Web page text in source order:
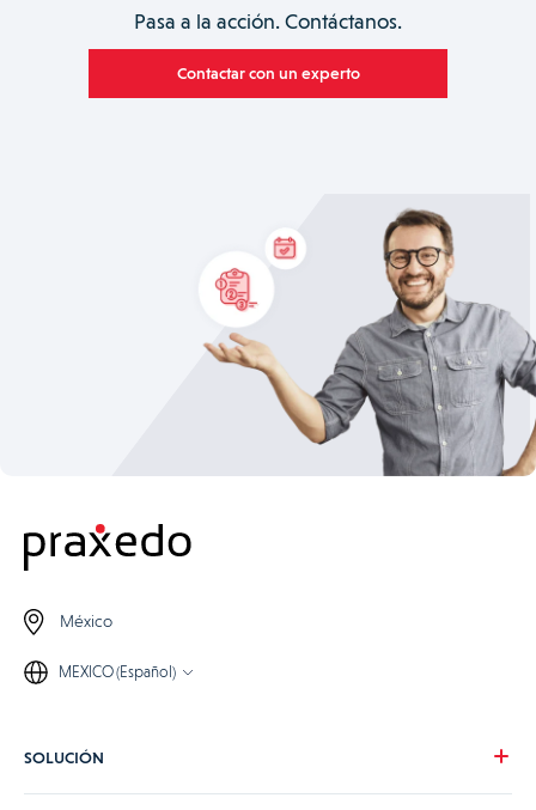
Pasa a la acción. Contáctanos.
Contactar con un experto
México
MEXICO (Español)
SOLUCIÓN